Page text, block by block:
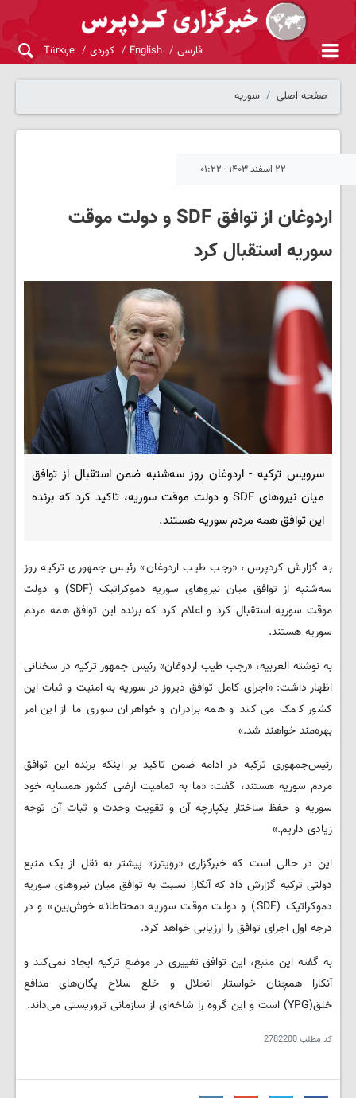
فارسی English کوردی Türkçe
صفحه اصلی سوریه
۲۲ اسفند ۱۴۰۳ - ۰۱:۲۲
اردوغان از توافق SDF و دولت موقت
سوریه استقبال کرد
سرویس ترکیه - اردوغان روز سه‌شنبه ضمن استقبال از توافق
میان نیروهای SDF و دولت موقت سوریه، تاکید کرد که برنده
این توافق همه مردم سوریه هستند.
به گزارش کردپرس، «رجب طیب اردوغان» رئیس جمهوری ترکیه روز
سه‌شنبه از توافق میان نیروهای سوریه دموکراتیک (SDF) و دولت
موقت سوریه استقبال کرد و اعلام کرد که برنده این توافق همه مردم
سوریه هستند.
به نوشته العربیه، «رجب طیب اردوغان» رئیس جمهور ترکیه در سخنانی
اظهار داشت: «اجرای کامل توافق دیروز در سوریه به امنیت و ثبات این
کشور کمک می کند و همه برادران و خواهران سوری ما از این امر
بهره‌مند خواهند شد.»
رئیس‌جمهوری ترکیه در ادامه ضمن تاکید بر اینکه برنده این توافق
مردم سوریه هستند، گفت: «ما به تمامیت ارضی کشور همسایه خود
سوریه و حفظ ساختار یکپارچه آن و تقویت وحدت و ثبات آن توجه
زیادی داریم.»
این در حالی است که خبرگزاری «رویترز» پیشتر به نقل از یک منبع
دولتی ترکیه گزارش داد که آنکارا نسبت به توافق میان نیروهای سوریه
دموکراتیک (SDF) و دولت موقت سوریه «محتاطانه خوش‌بین» و در
درجه اول اجرای توافق را ارزیابی خواهد کرد.
به گفته این منبع، این توافق تغییری در موضع ترکیه ایجاد نمی‌کند و
آنکارا همچنان خواستار انحلال و خلع سلاح یگان‌های مدافع
خلق(YPG) است و این گروه را شاخه‌ای از سازمانی تروریستی می‌داند.
کد مطلب2782200